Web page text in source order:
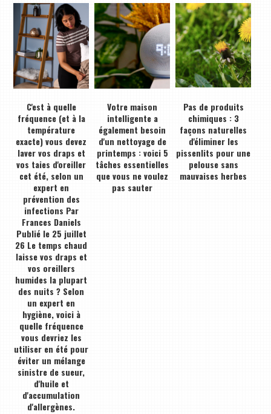
C'est à quelle
fréquence (et à la
température
exacte) vous devez
laver vos draps et
vos taies d'oreiller
cet été, selon un
expert en
prévention des
infections Par
Frances Daniels
Publié le 25 juillet
26 Le temps chaud
laisse vos draps et
vos oreillers
humides la plupart
des nuits ? Selon
un expert en
hygiène, voici à
quelle fréquence
vous devriez les
utiliser en été pour
éviter un mélange
sinistre de sueur,
d'huile et
d'accumulation
d'allergènes.
Votre maison
intelligente a
également besoin
d'un nettoyage de
printemps : voici 5
tâches essentielles
que vous ne voulez
pas sauter
Pas de produits
chimiques : 3
façons naturelles
d'éliminer les
pissenlits pour une
pelouse sans
mauvaises herbes